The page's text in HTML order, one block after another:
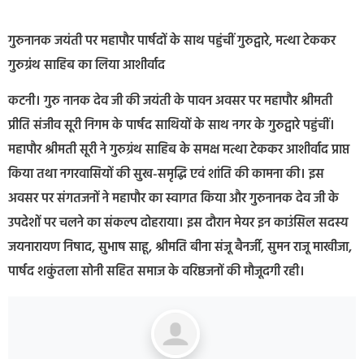
गुरुनानक जयंती पर महापौर पार्षदों के साथ पहुंचीं गुरुद्वारे, मत्था टेककर
गुरुग्रंथ साहिब का लिया आशीर्वाद
कटनी। गुरु नानक देव जी की जयंती के पावन अवसर पर महापौर श्रीमती
प्रीति संजीव सूरी निगम के पार्षद साथियों के साथ नगर के गुरुद्वारे पहुंचीं।
महापौर श्रीमती सूरी ने गुरुग्रंथ साहिब के समक्ष मत्था टेककर आशीर्वाद प्राप्त
किया तथा नगरवासियों की सुख-समृद्धि एवं शांति की कामना की। इस
अवसर पर संगतजनों ने महापौर का स्वागत किया और गुरुनानक देव जी के
उपदेशों पर चलने का संकल्प दोहराया। इस दौरान मेयर इन काउंसिल सदस्य
जयनारायण निषाद, सुभाष साहू, श्रीमति बीना संजू बैनर्जी, सुमन राजू माखीजा,
पार्षद शकुंतला सोनी सहित समाज के वरिष्ठजनों की मौजूदगी रही।